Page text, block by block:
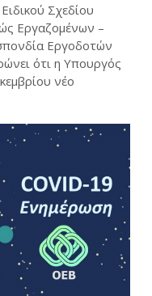
Σχεδίου
Εργαζομένων –
Εργοδοτών
ότι η Υπουργός
νέο